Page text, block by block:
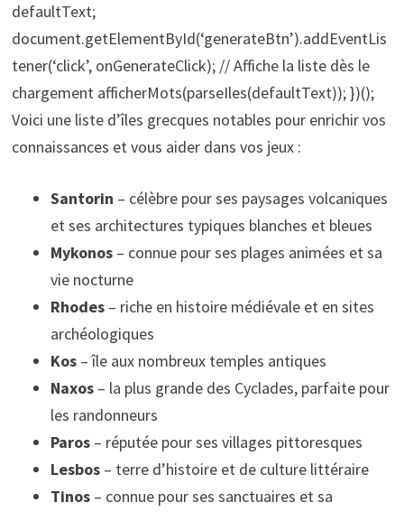
defaultText;
document.getElementById(‘generateBtn’).addEventLis
tener(‘click’, onGenerateClick); // Affiche la liste dès le
chargement afficherMots(parseIles(defaultText)); })();
Voici une liste d’îles grecques notables pour enrichir vos
connaissances et vous aider dans vos jeux :
Santorin – célèbre pour ses paysages volcaniques
et ses architectures typiques blanches et bleues
Mykonos– connue pour ses plages animées et sa
vie nocturne
Rhodes– riche en histoire médiévale et en sites
archéologiques
Kos– île aux nombreux temples antiques
Naxos– la plus grande des Cyclades, parfaite pour
les randonneurs
Paros– réputée pour ses villages pittoresques
Lesbos– terre d’histoire et de culture littéraire
Tinos– connue pour ses sanctuaires et sa